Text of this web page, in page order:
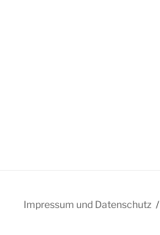
Impressum und Datenschutz